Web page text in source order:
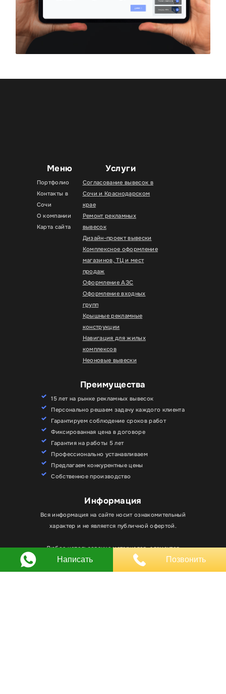
Меню
Портфолио
Контакты в
Сочи
О компании
Карта сайта
Услуги
Согласование вывесок в
Сочи и Краснодарском
крае
Ремонт рекламных
вывесок
Дизайн-проект вывески
Комплексное оформление
магазинов, ТЦ и мест
продаж
Оформление АЗС
Оформление входных
групп
Крышные рекламные
конструкции
Навигация для жилых
комплексов
Неоновые вывески
Преимущества
15 лет на рынке рекламных вывесок
Персонально решаем задачу каждого клиента
Гарантируем соблюдение сроков работ
Фиксированная цена в договоре
Гарантия на работы 5 лет
Профессионально устанавливаем
Предлагаем конкурентные цены
Собственное производство
Информация
Вся информация на сайте носит ознакомительный
характер и не является публичной офертой.
Любое использование материалов, элементов
дизайна и оформления, в том числе копирование
происходит только с письменного разрешения
Для улучшения работы сайта мы используем
Написать Позвонить